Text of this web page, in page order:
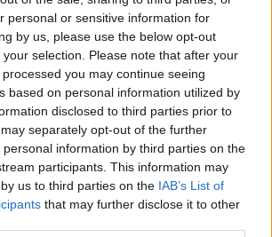
personal or sensitive information for
by us, please use the below opt-out
selection. Please note that after your
you may continue seeing
based on personal information utilized by
disclosed to third parties prior to
separately opt-out of the further
information by third parties on the
participants. This information may
us to third parties on the IAB’s List of
that may further disclose it to other
el correu electrònic i el lloc web en